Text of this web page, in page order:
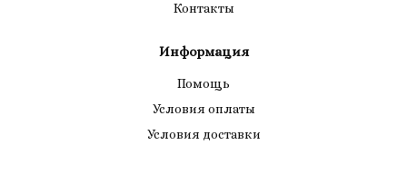
Контакты
Информация
Помощь
Условия оплаты
Условия доставки